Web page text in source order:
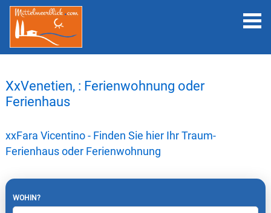
XxVenetien, : Ferienwohnung oder
Ferienhaus
xxFara Vicentino - Finden Sie hier Ihr Traum-
Ferienhaus oder Ferienwohnung
WOHIN?